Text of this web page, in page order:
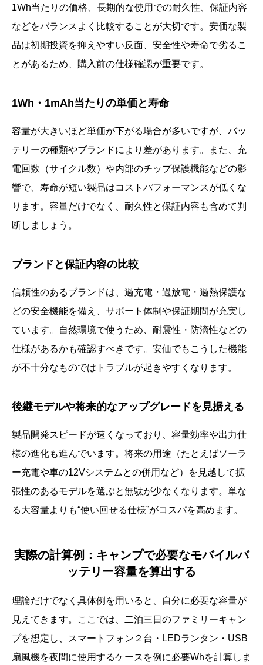
1Wh当たりの価格、長期的な使用での耐久性、保証内容
などをバランスよく比較することが大切です。安価な製
品は初期投資を抑えやすい反面、安全性や寿命で劣るこ
とがあるため、購入前の仕様確認が重要です。
1Wh・1mAh当たりの単価と寿命
容量が大きいほど単価が下がる場合が多いですが、バッ
テリーの種類やブランドにより差があります。また、充
電回数（サイクル数）や内部のチップ保護機能などの影
響で、寿命が短い製品はコストパフォーマンスが低くな
ります。容量だけでなく、耐久性と保証内容も含めて判
断しましょう。
ブランドと保証内容の比較
信頼性のあるブランドは、過充電・過放電・過熱保護な
どの安全機能を備え、サポート体制や保証期間が充実し
ています。自然環境で使うため、耐震性・防滴性などの
仕様があるかも確認すべきです。安価でもこうした機能
が不十分なものではトラブルが起きやすくなります。
後継モデルや将来的なアップグレードを見据える
製品開発スピードが速くなっており、容量効率や出力仕
様の進化も進んでいます。将来の用途（たとえばソーラ
ー充電や車の12Vシステムとの併用など）を見越して拡
張性のあるモデルを選ぶと無駄が少なくなります。単な
る大容量よりも“使い回せる仕様”がコスパを高めます。
実際の計算例：キャンプで必要なモバイルバ
ッテリー容量を算出する
理論だけでなく具体例を用いると、自分に必要な容量が
見えてきます。ここでは、二泊三日のファミリーキャン
プを想定し、スマートフォン２台・LEDランタン・USB
扇風機を夜間に使用するケースを例に必要Whを計算しま